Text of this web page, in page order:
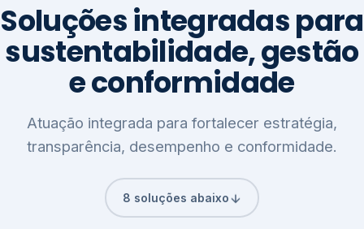
Soluções integradas para
sustentabilidade, gestão
e conformidade
Atuação integrada para fortalecer estratégia,
transparência, desempenho e conformidade.
8 soluções abaixo